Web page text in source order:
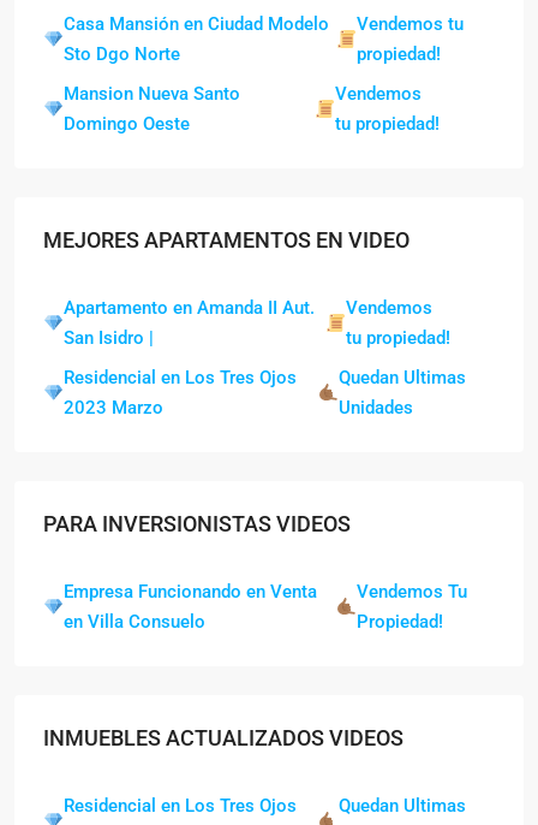
Casa Mansión en Ciudad Modelo
Sto Dgo Norte
Vendemos tu
propiedad!
Mansion Nueva Santo
Domingo Oeste
Vendemos
tu propiedad!
MEJORES APARTAMENTOS EN VIDEO
Apartamento en Amanda II Aut.
San Isidro |
Vendemos
tu propiedad!
Residencial en Los Tres Ojos
2023 Marzo
Quedan Ultimas
Unidades
PARA INVERSIONISTAS VIDEOS
Empresa Funcionando en Venta
en Villa Consuelo
Vendemos Tu
Propiedad!
INMUEBLES ACTUALIZADOS VIDEOS
Residencial en Los Tres Ojos
Quedan Ultimas